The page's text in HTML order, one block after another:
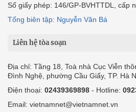
Số giấy phép: 146/GP-BVHTTDL, cấp
Tổng biên tập: Nguyễn Văn Bá
Liên hệ tòa soạn
Địa chỉ: Tầng 18, Toà nhà Cục Viễn
Đình Nghệ, phường Cầu Giấy, TP. Hà
Điện thoại: 02439369898 - Hotline:
Email: vietnamnet@vietnamnet.vn